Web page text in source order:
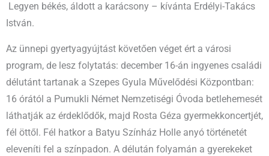
Legyen békés, áldott a karácsony – kívánta Erdélyi-Takács
István.
Az ünnepi gyertyagyújtást követően véget ért a városi
program, de lesz folytatás: december 16-án ingyenes családi
délutánt tartanak a Szepes Gyula Művelődési Központban:
16 órától a Pumukli Német Nemzetiségi Óvoda betlehemesét
láthatják az érdeklődők, majd Rosta Géza gyermekkoncertjét,
fél öttől. Fél hatkor a Batyu Színház Holle anyó történetét
eleveníti fel a színpadon. A délután folyamán a gyerekeket